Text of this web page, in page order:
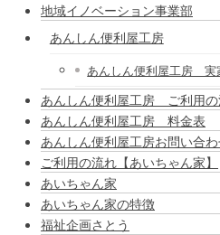
地域イノベーション事業部
あんしん便利屋工房
あんしん便利屋工房 実
あんしん便利屋工房 ご利用
あんしん便利屋工房 料金表
あんしん便利屋工房お問い合
ご利用の流れ【あいちゃん家】
あいちゃん家
あいちゃん家の特徴
福祉企画さとう